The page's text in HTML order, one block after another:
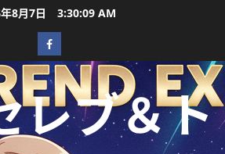
8月7日 3:30:10 AM
レブ＆ト